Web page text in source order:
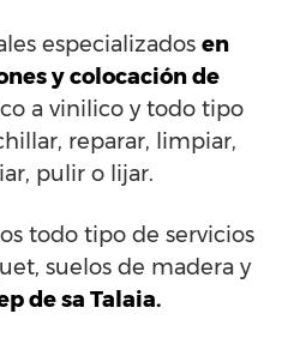
especializados en
y colocación de
a vinilico y todo tipo
reparar, limpiar,
pulir o lijar.
todo tipo de servicios
suelos de madera y
de sa Talaia.